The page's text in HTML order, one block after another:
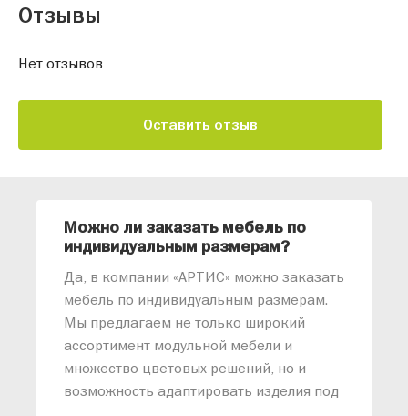
Отзывы
Нет отзывов
Оставить отзыв
Можно ли заказать мебель по
индивидуальным размерам?
Да, в компании «АРТИС» можно заказать
мебель по индивидуальным размерам.
Мы предлагаем не только широкий
ассортимент модульной мебели и
множество цветовых решений, но и
возможность адаптировать изделия под